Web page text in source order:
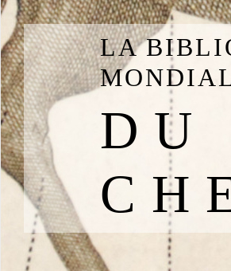
LA
DU